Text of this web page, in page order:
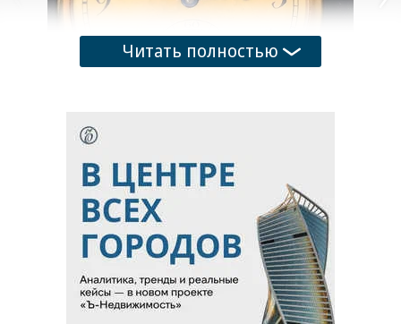
В апреле 2024 года золотые карманные часы Waltham,
принадлежавшие одному из пассажиров «Титаника», были
проданы на британском аукционе Henry Aldridge & Son за
рекордные на тот момент $1,48 млн. Тело первоначального
владельца часов, 47-летнего бизнесмена Джона Джейкоба
Астора, было найдено спустя семь дней после крушения
корабля в 1912 году
Фото: Henry Aldridge and Son Ltd
Поделиться
Читать полностью